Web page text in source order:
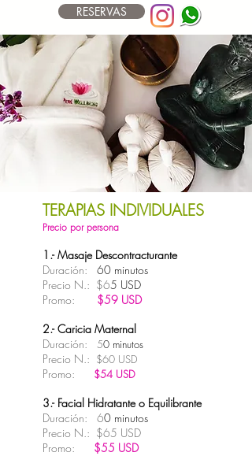
RESERVAS
TERAPIAS INDIVIDUALES
Precio por persona
1.- Masaje Descontracturante
Duración: 60 minutos
Precio N.: $65 USD
Promo: $59 USD
2.- Caricia Maternal
Duración: 50 minutos
Precio N.: $60 USD
Promo: $54 USD
3.- Facial Hidratante o Equilibrante
Duración:
60 minutos
Precio N.: $65 USD
Promo: $55 USD